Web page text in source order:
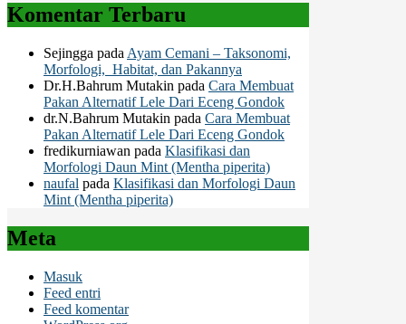
Komentar Terbaru
Sejingga pada Ayam Cemani – Taksonomi,
Morfologi, Habitat, dan Pakannya
Dr.H.Bahrum Mutakin pada Cara Membuat
Pakan Alternatif Lele Dari Eceng Gondok
dr.N.Bahrum Mutakin pada Cara Membuat
Pakan Alternatif Lele Dari Eceng Gondok
fredikurniawan pada Klasifikasi dan
Morfologi Daun Mint (Mentha piperita)
naufal pada Klasifikasi dan Morfologi Daun
Mint (Mentha piperita)
Meta
Masuk
Feed entri
Feed komentar